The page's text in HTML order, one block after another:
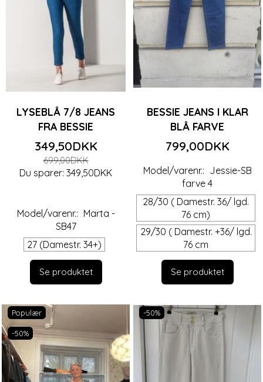
LYSEBLÅ 7/8 JEANS
FRA BESSIE
349,50DKK
699,00DKK
Du sparer: 349,50DKK
Model/varenr.: Marta -
SB47
27 (Damestr. 34+)
Se produktet
BESSIE JEANS I KLAR
BLÅ FARVE
799,00DKK
Model/varenr.: Jessie-SB
farve 4
28/30 ( Damestr. 36/ lgd.
76 cm)
29/30 ( Damestr. +36/ lgd.
76 cm
Se produktet
Populær
-50%
-50%